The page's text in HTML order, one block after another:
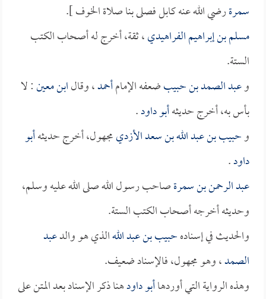
سمرةرضي الله عنه كابل فصلى بنا صلاة الخوف ].
مسلم بن إبراهيم الفراهيدي، ثقة، أخرج له أصحاب الكتب
الستة.
وعبد الصمد بن حبيبضعفه الإمامأحمد، وقالابن معين: لا
بأس به، أخرج حديثهأبو داود.
وحبيب بن عبد الله بن سعد الأزديمجهول، أخرج حديثهأبو
داود.
عبد الرحمن بن سمرةصاحب رسول الله صلى الله عليه وسلم،
وحديثه أخرجه أصحاب الكتب الستة.
والحديث في إسنادهحبيب بن عبد اللهالذي هو والدعبد
الصمد، وهو مجهول، فالإسناد ضعيف.
وهذه الرواية التي أوردهاأبو داودهنا ذكر الإسناد بعد المتن على